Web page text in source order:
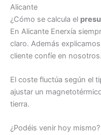
Alicante
¿Cómo se calcula el
En Alicante Enerxía
claro. Además
cliente confíe en nosotros.
El coste fluctúa según el
ajustar un
tierra.
¿Podéis venir hoy mismo?